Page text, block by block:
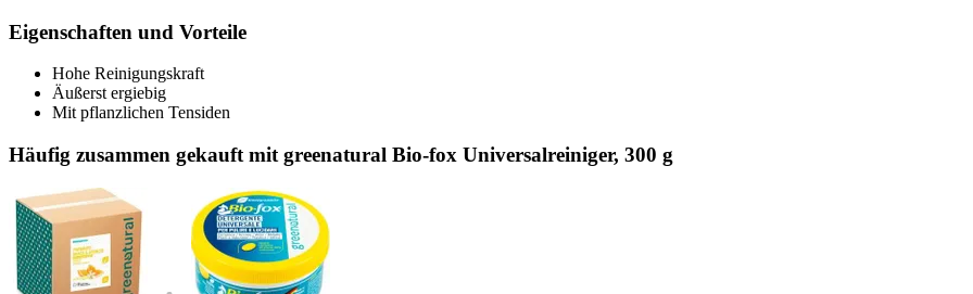
Eigenschaften und Vorteile
Hohe Reinigungskraft
Äußerst ergiebig
Mit pflanzlichen Tensiden
Häufig zusammen gekauft mit greenatural Bio-fox Universalreiniger, 300 g